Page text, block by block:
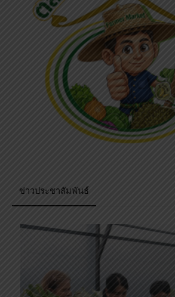
ข่าวประชาสัมพันธ์